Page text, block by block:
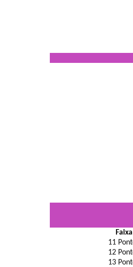
Faixa
11
12
13